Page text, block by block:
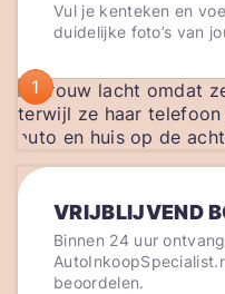
Vul je kenteken en
duidelijke foto’s van
1
VRIJBLIJVEND
Binnen 24 uur
beoordelen.